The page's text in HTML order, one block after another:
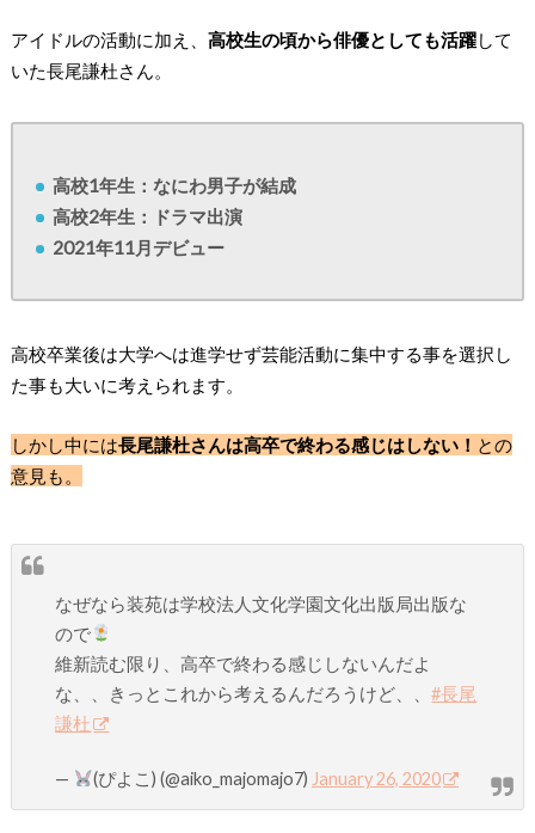
アイドルの活動に加え、 高校生の頃から俳優としても活躍して
いた長尾謙杜さん。
高校1年生：なにわ男子が結成
高校2年生：ドラマ出演
2021年11月デビュー
高校卒業後は大学へは進学せず芸能活動に集中する事を選択し
た事も大いに考えられます。
しかし中には長尾謙杜さんは高卒で終わる感じはしない！ との
意見も。
なぜなら装苑は学校法人文化学園文化出版局出版な
ので
維新読む限り、高卒で終わる感じしないんだよ
な、、きっとこれから考えるんだろうけど、、#長尾
謙杜
— (ぴよこ) (@aiko_majomajo7) January 26, 2020